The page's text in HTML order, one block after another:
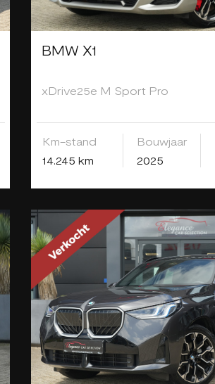
BMW X1
xDrive25e M Sport Pro
Km-stand
14.245 km
Bouwjaar
2025